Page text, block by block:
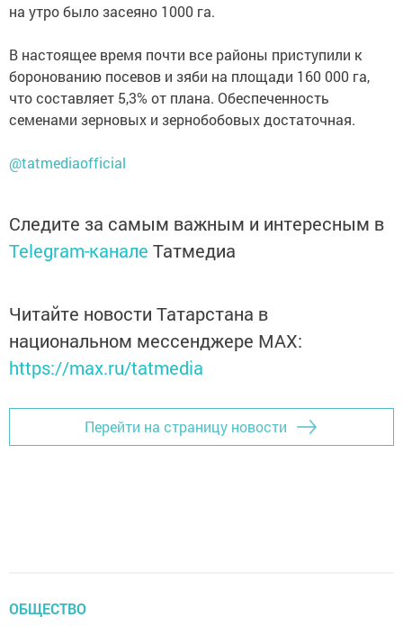
на утро было засеяно 1000 га.
В настоящее время почти все районы приступили к
боронованию посевов и зяби на площади 160 000 га,
что составляет 5,3% от плана. Обеспеченность
семенами зерновых и зернобобовых достаточная.
@tatmediaofficial
Следите за самым важным и интересным в
Telegram-канале Татмедиа
Читайте новости Татарстана в
национальном мессенджере MАХ:
https://max.ru/tatmedia
Перейти на страницу новости
ОБЩЕСТВО